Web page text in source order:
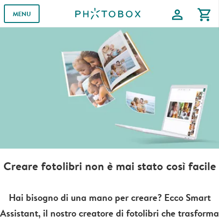
MENU profile shopping_cart
Creare fotolibri non è mai stato così facile
Hai bisogno di una mano per creare? Ecco Smart
Assistant, il nostro creatore di fotolibri che trasforma